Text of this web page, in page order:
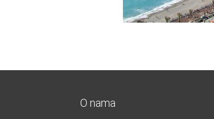
O nama